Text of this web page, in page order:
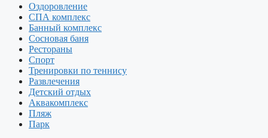
Оздоровление
СПА комплекс
Банный комплекс
Сосновая баня
Рестораны
Спорт
Тренировки по теннису
Развлечения
Детский отдых
Аквакомплекс
Пляж
Парк